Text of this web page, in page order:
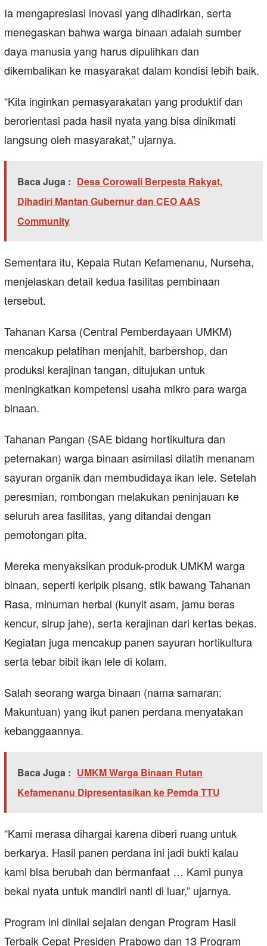
Ia mengapresiasi inovasi yang dihadirkan, serta
menegaskan bahwa warga binaan adalah sumber
daya manusia yang harus dipulihkan dan
dikembalikan ke masyarakat dalam kondisi lebih baik.
“Kita inginkan pemasyarakatan yang produktif dan
berorientasi pada hasil nyata yang bisa dinikmati
langsung oleh masyarakat,” ujarnya.
Baca Juga : Desa Corowali Berpesta Rakyat,
Dihadiri Mantan Gubernur dan CEO AAS
Community
Sementara itu, Kepala Rutan Kefamenanu, Nurseha,
menjelaskan detail kedua fasilitas pembinaan
tersebut.
Tahanan Karsa (Central Pemberdayaan UMKM)
mencakup pelatihan menjahit, barbershop, dan
produksi kerajinan tangan, ditujukan untuk
meningkatkan kompetensi usaha mikro para warga
binaan.
Tahanan Pangan (SAE bidang hortikultura dan
peternakan) warga binaan asimilasi dilatih menanam
sayuran organik dan membudidaya ikan lele. Setelah
peresmian, rombongan melakukan peninjauan ke
seluruh area fasilitas, yang ditandai dengan
pemotongan pita.
Mereka menyaksikan produk-produk UMKM warga
binaan, seperti keripik pisang, stik bawang Tahanan
Rasa, minuman herbal (kunyit asam, jamu beras
kencur, sirup jahe), serta kerajinan dari kertas bekas.
Kegiatan juga mencakup panen sayuran hortikultura
serta tebar bibit ikan lele di kolam.
Salah seorang warga binaan (nama samaran:
Makuntuan) yang ikut panen perdana menyatakan
kebanggaannya.
Baca Juga : UMKM Warga Binaan Rutan
Kefamenanu Dipresentasikan ke Pemda TTU
“Kami merasa dihargai karena diberi ruang untuk
berkarya. Hasil panen perdana ini jadi bukti kalau
kami bisa berubah dan bermanfaat … Kami punya
bekal nyata untuk mandiri nanti di luar,” ujarnya.
Program ini dinilai sejalan dengan Program Hasil
Terbaik Cepat Presiden Prabowo dan 13 Program